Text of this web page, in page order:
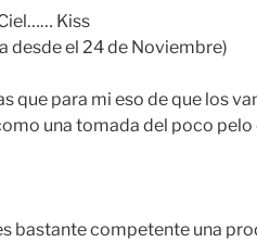
Kiss
desde el 24 de Noviembre)
que para mi eso de que los
una tomada del poco
bastante competente una